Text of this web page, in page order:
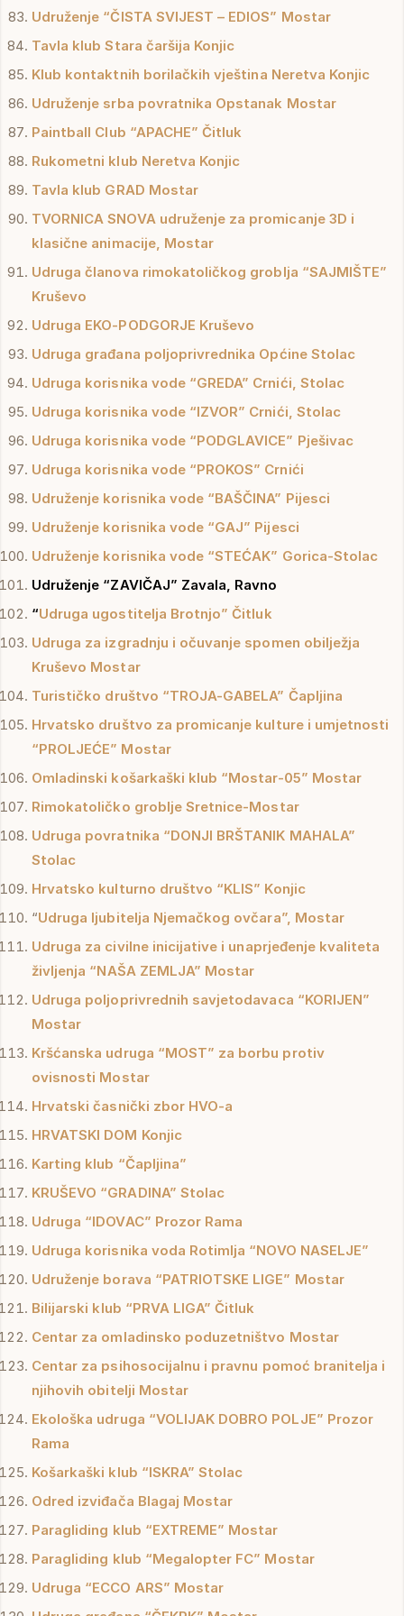
Udruženje “ČISTA SVIJEST – EDIOS” Mostar
Tavla klub Stara čaršija Konjic
Klub kontaktnih borilačkih vještina Neretva Konjic
Udruženje srba povratnika Opstanak Mostar
Paintball Club “APACHE” Čitluk
Rukometni klub Neretva Konjic
Tavla klub GRAD Mostar
TVORNICA SNOVA udruženje za promicanje 3D i
klasične animacije, Mostar
Udruga članova rimokatoličkog groblja “SAJMIŠTE”
Kruševo
Udruga EKO-PODGORJE Kruševo
Udruga građana poljoprivrednika Općine Stolac
Udruga korisnika vode “GREDA” Crnići, Stolac
Udruga korisnika vode “IZVOR” Crnići, Stolac
Udruga korisnika vode “PODGLAVICE” Pješivac
Udruga korisnika vode “PROKOS” Crnići
Udruženje korisnika vode “BAŠČINA” Pijesci
Udruženje korisnika vode “GAJ” Pijesci
Udruženje korisnika vode “STEĆAK” Gorica-Stolac
Udruženje “ZAVIČAJ” Zavala, Ravno
“Udruga ugostitelja Brotnjo” Čitluk
Udruga za izgradnju i očuvanje spomen obilježja
Kruševo Mostar
Turističko društvo “TROJA-GABELA” Čapljina
Hrvatsko društvo za promicanje kulture i umjetnosti
“PROLJEĆE” Mostar
Omladinski košarkaški klub “Mostar-05” Mostar
Rimokatoličko groblje Sretnice-Mostar
Udruga povratnika “DONJI BRŠTANIK MAHALA”
Stolac
Hrvatsko kulturno društvo “KLIS” Konjic
“Udruga ljubitelja Njemačkog ovčara”, Mostar
Udruga za civilne inicijative i unaprjeđenje kvaliteta
življenja “NAŠAZEMLJA” Mostar
Udruga poljoprivrednih savjetodavaca “KORIJEN”
Mostar
Kršćanska udruga “MOST” za borbu protiv
ovisnosti Mostar
Hrvatski časnički zbor HVO-a
HRVATSKI DOM Konjic
Karting klub “Čapljina”
KRUŠEVO “GRADINA” Stolac
Udruga “IDOVAC” Prozor Rama
Udruga korisnika voda Rotimlja “NOVO NASELJE”
Udruženje borava “PATRIOTSKE LIGE” Mostar
Bilijarski klub “PRVA LIGA” Čitluk
Centar za omladinsko poduzetništvo Mostar
Centar za psihosocijalnu i pravnu pomoć branitelja i
njihovih obitelji Mostar
Ekološka udruga “VOLIJAK DOBRO POLJE” Prozor
Rama
Košarkaški klub “ISKRA” Stolac
Odred izviđača Blagaj Mostar
Paragliding klub “EXTREME” Mostar
Paragliding klub “Megalopter FC” Mostar
Udruga “ECCO ARS” Mostar